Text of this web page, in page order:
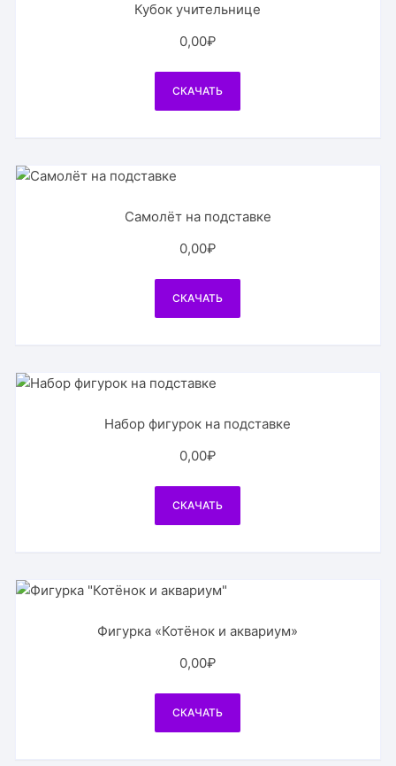
Кубок учительнице
0,00₽
СКАЧАТЬ
Самолёт на подставке
0,00₽
СКАЧАТЬ
Набор фигурок на подставке
0,00₽
СКАЧАТЬ
Фигурка «Котёнок и аквариум»
0,00₽
СКАЧАТЬ